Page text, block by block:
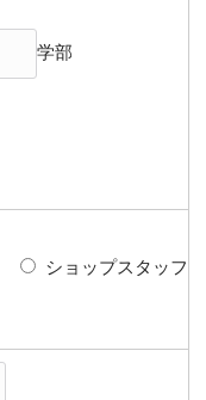
学部
ショップスタッフ